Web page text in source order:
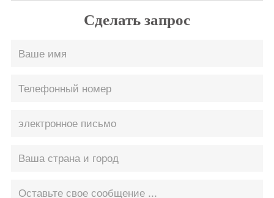
Сделать запрос